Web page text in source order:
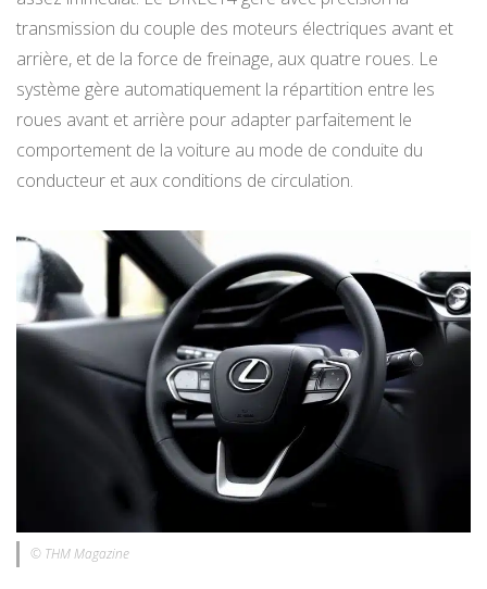
transmission du couple des moteurs électriques avant et
arrière, et de la force de freinage, aux quatre roues. Le
système gère automatiquement la répartition entre les
roues avant et arrière pour adapter parfaitement le
comportement de la voiture au mode de conduite du
conducteur et aux conditions de circulation.
© THM Magazine